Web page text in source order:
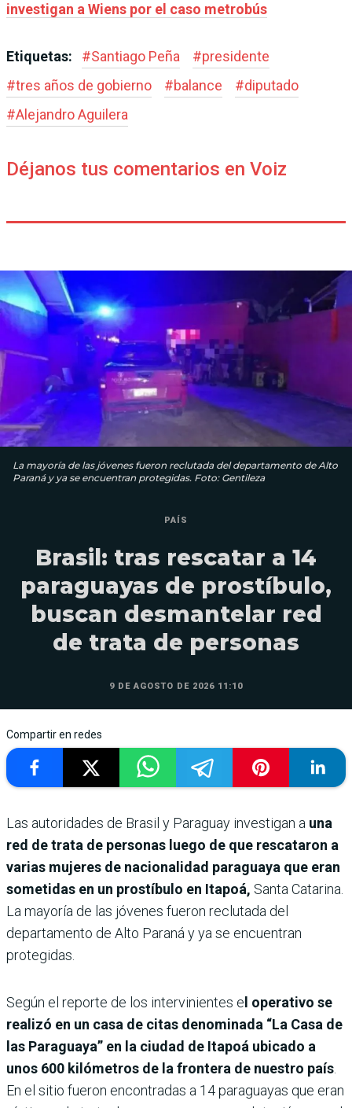
investigan a Wiens por el caso metrobús
Etiquetas: #Santiago Peña #presidente
#tres años de gobierno #balance #diputado
#Alejandro Aguilera
Déjanos tus comentarios en Voiz
La mayoría de las jóvenes fueron reclutada del departamento de Alto
Paraná y ya se encuentran protegidas. Foto: Gentileza
PAÍS
Brasil: tras rescatar a 14
paraguayas de prostíbulo,
buscan desmantelar red
de trata de personas
9 DE AGOSTO DE 2026 11:10
Compartir en redes
Las autoridades de Brasil y Paraguay investigan a una
red de trata de personas luego de que rescataron a
varias mujeres de nacionalidad paraguaya que eran
sometidas en un prostíbulo en Itapoá, Santa Catarina.
La mayoría de las jóvenes fueron reclutada del
departamento de Alto Paraná y ya se encuentran
protegidas.
Según el reporte de los intervinientes e l operativo se
realizó en un casa de citas denominada “La Casa de
las Paraguaya” en la ciudad de Itapoá ubicado a
unos 600 kilómetros de la frontera de nuestro país
En el sitio fueron encontradas a 14 paraguayas que eran